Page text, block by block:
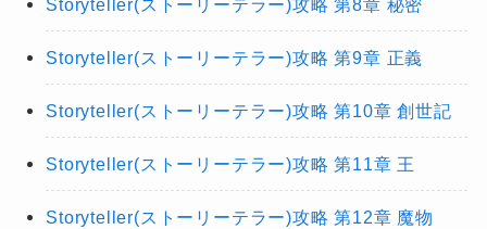
Storyteller(ストーリーテラー)攻略 第8章 秘密
Storyteller(ストーリーテラー)攻略 第9章 正義
Storyteller(ストーリーテラー)攻略 第10章 創世記
Storyteller(ストーリーテラー)攻略 第11章 王
Storyteller(ストーリーテラー)攻略 第12章 魔物